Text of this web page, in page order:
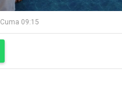
09:15